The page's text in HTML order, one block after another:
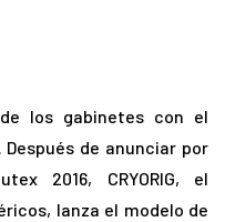
de los gabinetes con el
de anunciar por
2016, CRYORIG, el
lanza el modelo de